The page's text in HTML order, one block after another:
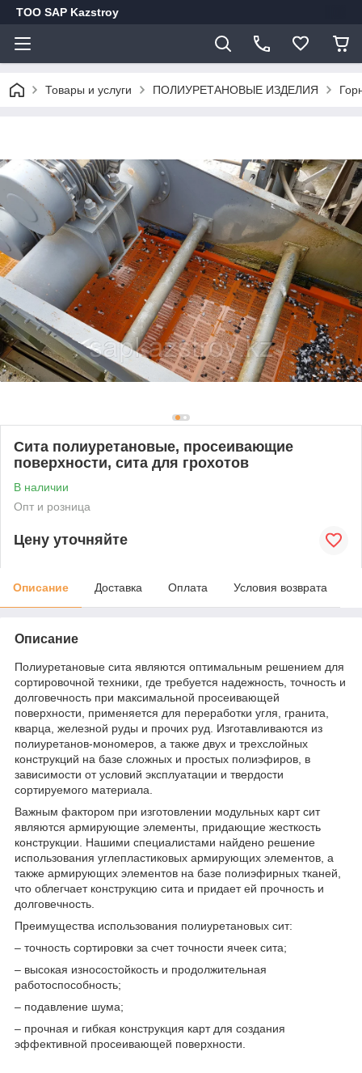
ТОО SAP Kazstroy
Товары и услуги ПОЛИУРЕТАНОВЫЕ ИЗДЕЛИЯ
Сита полиуретановые, просеивающие
поверхности, сита для грохотов
В наличии
Опт и розница
Цену уточняйте
Описание Доставка Оплата Условия возврата
Описание
Полиуретановые сита являются оптимальным решением для
сортировочной техники, где требуется надежность, точность и
долговечность при максимальной просеивающей
поверхности, применяется для переработки угля, гранита,
кварца, железной руды и прочих руд. Изготавливаются из
полиуретанов-мономеров, а также двух и трехслойных
конструкций на базе сложных и простых полиэфиров, в
зависимости от условий эксплуатации и твердости
сортируемого материала.
Важным фактором при изготовлении модульных карт сит
являются армирующие элементы, придающие жесткость
конструкции. Нашими специалистами найдено решение
использования углепластиковых армирующих элементов, а
также армирующих элементов на базе полиэфирных тканей,
что облегчает конструкцию сита и придает ей прочность и
долговечность.
Преимущества использования полиуретановых сит:
– точность сортировки за счет точности ячеек сита;
– высокая износостойкость и продолжительная
работоспособность;
– подавление шума;
– прочная и гибкая конструкция карт для создания
эффективной просеивающей поверхности.